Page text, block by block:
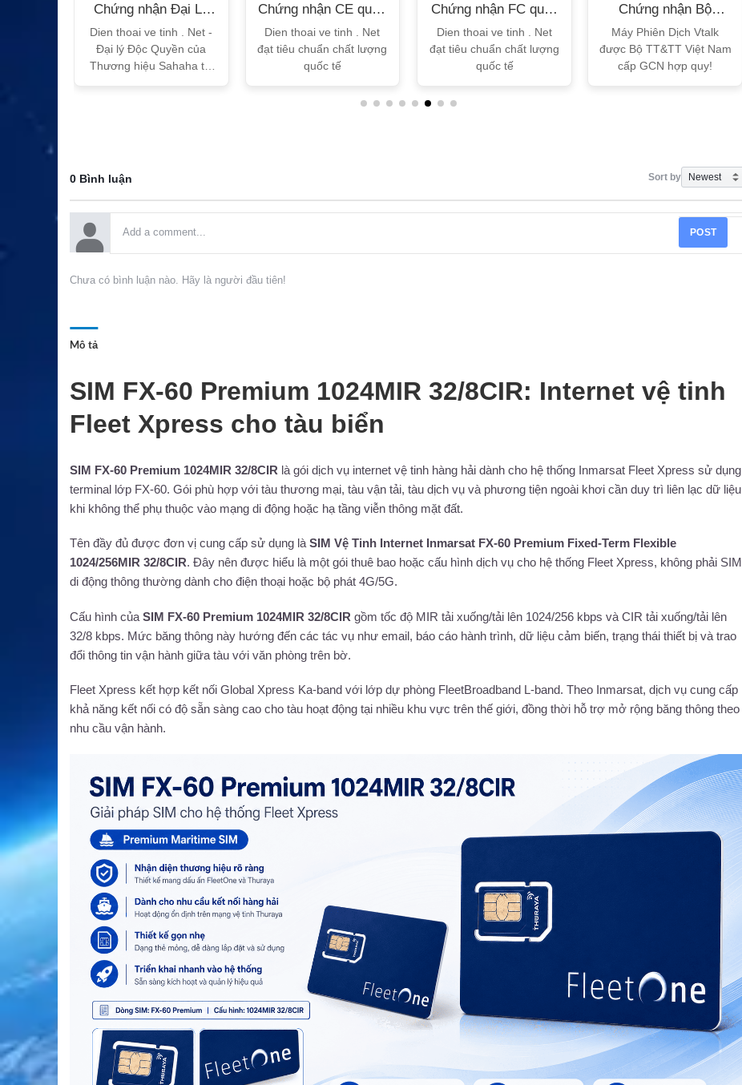
Chứng nhận Đại Lý
Sahaha
Dien thoai ve tinh . Net -
Đại lý Độc Quyền của
Thương hiệu Sahaha tại
Chứng nhận CE quốc
tế
Dien thoai ve tinh . Net
đạt tiêu chuẩn chất lượng
quốc tế
Chứng nhận FC quốc
tế
Dien thoai ve tinh . Net
đạt tiêu chuẩn chất lượng
quốc tế
Chứng nhận Bộ
TT&TT
Máy Phiên Dịch Vtalk
được Bộ TT&TT Việt Nam
cấp GCN hợp quy!
0 Bình luận Sort by
POST
Chưa có bình luận nào. Hãy là người đầu tiên!
Mô tả
SIM FX-60 Premium 1024MIR 32/8CIR: Internet vệ tinh
Fleet Xpress cho tàu biển
SIM FX-60 Premium 1024MIR 32/8CIR là gói dịch vụ internet vệ tinh hàng hải dành cho hệ thống Inmarsat Fleet Xpress sử dụng
terminal lớp FX-60. Gói phù hợp với tàu thương mại, tàu vận tải, tàu dịch vụ và phương tiện ngoài khơi cần duy trì liên lạc dữ liệu
khi không thể phụ thuộc vào mạng di động hoặc hạ tầng viễn thông mặt đất.
Tên đầy đủ được đơn vị cung cấp sử dụng là SIM Vệ Tinh Internet Inmarsat FX-60 Premium Fixed-Term Flexible
1024/256MIR 32/8CIR. Đây nên được hiểu là một gói thuê bao hoặc cấu hình dịch vụ cho hệ thống Fleet Xpress, không phải SIM
di động thông thường dành cho điện thoại hoặc bộ phát 4G/5G.
Cấu hình của SIM FX-60 Premium 1024MIR 32/8CIR gồm tốc độ MIR tải xuống/tải lên 1024/256 kbps và CIR tải xuống/tải lên
32/8 kbps. Mức băng thông này hướng đến các tác vụ như email, báo cáo hành trình, dữ liệu cảm biến, trạng thái thiết bị và trao
đổi thông tin vận hành giữa tàu với văn phòng trên bờ.
Fleet Xpress kết hợp kết nối Global Xpress Ka-band với lớp dự phòng FleetBroadband L-band. Theo Inmarsat, dịch vụ cung cấp
khả năng kết nối có độ sẵn sàng cao cho tàu hoạt động tại nhiều khu vực trên thế giới, đồng thời hỗ trợ mở rộng băng thông theo
nhu cầu vận hành.